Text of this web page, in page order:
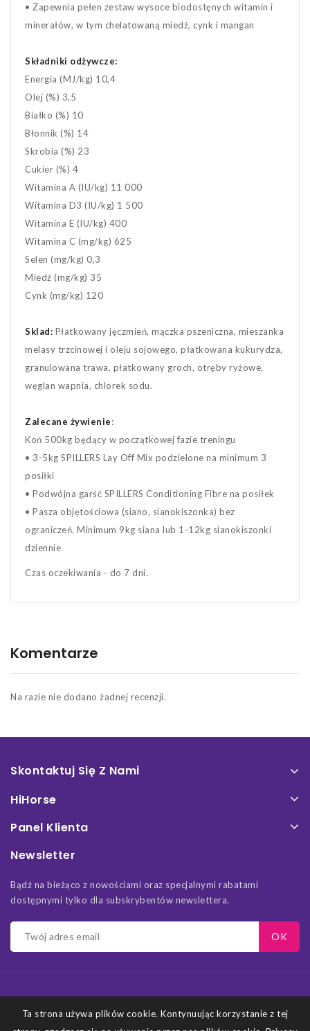
• Zapewnia pełen zestaw wysoce biodostęnych witamin i
minerałów, w tym chelatowaną miedź, cynk i mangan
Składniki odżywcze:
Energia (MJ/kg) 10,4
Olej (%) 3,5
Białko (%) 10
Błonnik (%) 14
Skrobia (%) 23
Cukier (%) 4
Witamina A (IU/kg) 11 000
Witamina D3 (IU/kg) 1 500
Witamina E (IU/kg) 400
Witamina C (mg/kg) 625
Selen (mg/kg) 0,3
Miedź (mg/kg) 35
Cynk (mg/kg) 120
Sklad: Płatkowany jęczmień, mączka pszeniczna, mieszanka
melasy trzcinowej i oleju sojowego, płatkowana kukurydza,
granulowana trawa, płatkowany groch, otręby ryżowe,
węglan wapnia, chlorek sodu.
Zalecane żywienie:
Koń 500kg będący w początkowej fazie treningu
• 3-5kg SPILLERS Lay Off Mix podzielone na minimum 3
posiłki
• Podwójna garść SPILLERS Conditioning Fibre na posiłek
• Pasza objętościowa (siano, sianokiszonka) bez
ograniczeń. Minimum 9kg siana lub 1-12kg sianokiszonki
dziennie
Czas oczekiwania - do 7 dni.
Komentarze
Na razie nie dodano żadnej recenzji.
Skontaktuj Się Z Nami
HiHorse
Panel Klienta
Newsletter
Bądź na bieżąco z nowościami oraz specjalnymi rabatami
dostępnymi tylko dla subskrybentów newslettera.
Ta strona używa plików cookie. Kontynuując korzystanie z tej